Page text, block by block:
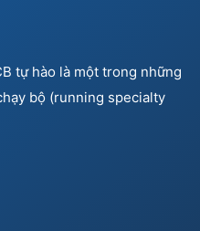
tự hào là một trong những
bộ (running specialty